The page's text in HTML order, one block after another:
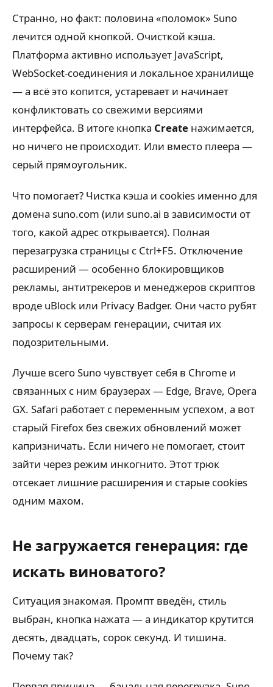
Странно, но факт: половина «поломок» Suno
лечится одной кнопкой. Очисткой кэша.
Платформа активно использует JavaScript,
WebSocket-соединения и локальное хранилище
— а всё это копится, устаревает и начинает
конфликтовать со свежими версиями
интерфейса. В итоге кнопка Create нажимается,
но ничего не происходит. Или вместо плеера —
серый прямоугольник.
Что помогает? Чистка кэша и cookies именно для
домена suno.com (или suno.ai в зависимости от
того, какой адрес открывается). Полная
перезагрузка страницы с Ctrl+F5. Отключение
расширений — особенно блокировщиков
рекламы, антитрекеров и менеджеров скриптов
вроде uBlock или Privacy Badger. Они часто рубят
запросы к серверам генерации, считая их
подозрительными.
Лучше всего Suno чувствует себя в Chrome и
связанных с ним браузерах — Edge, Brave, Opera
GX. Safari работает с переменным успехом, а вот
старый Firefox без свежих обновлений может
капризничать. Если ничего не помогает, стоит
зайти через режим инкогнито. Этот трюк
отсекает лишние расширения и старые cookies
одним махом.
Не загружается генерация: где
искать виноватого?
Ситуация знакомая. Промпт введён, стиль
выбран, кнопка нажата — а индикатор крутится
десять, двадцать, сорок секунд. И тишина.
Почему так?